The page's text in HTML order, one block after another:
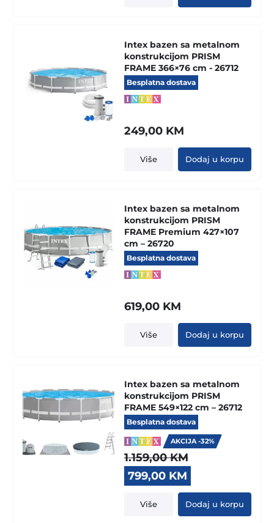
299,00 KM.169,00 KM.
Intex bazen sa metalnom
konstrukcijom PRISM
FRAME 366×76 cm - 26712
Besplatna dostava
249,00 KM
Više Dodaj u korpu
Intex bazen sa metalnom
konstrukcijom PRISM
FRAME Premium 427×107
cm – 26720
Besplatna dostava
619,00 KM
Više Dodaj u korpu
Intex bazen sa metalnom
konstrukcijom PRISM
FRAME 549×122 cm – 26712
Besplatna dostava
AKCIJA -32%
1.159,00KM
Original
price
was:
1.159,00 KM.
799,00 KM
price
is:
799,00 KM.
Više Dodaj u korpu